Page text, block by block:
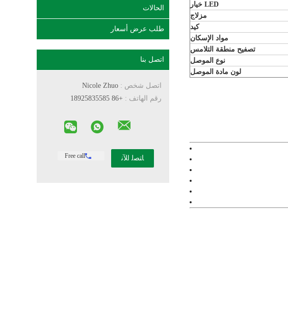
الحالات
طلب عرض أسعار
اتصل بنا
اتصل شخص :
رقم الهاتف : +86 18925835585
Free call
خيار LED
مزلاج
كيد
مواد الإسكان
تصفيح منطقة التلامس
نوع الموصل
لون مادة الموصل